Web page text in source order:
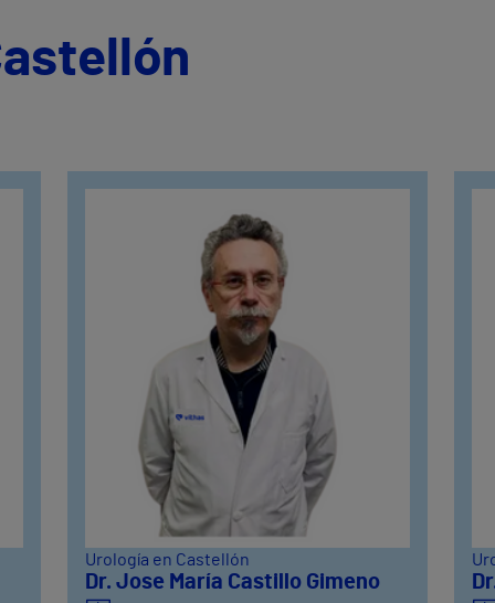
Urología en Castellón
Dr. Jose María Castillo Gimeno